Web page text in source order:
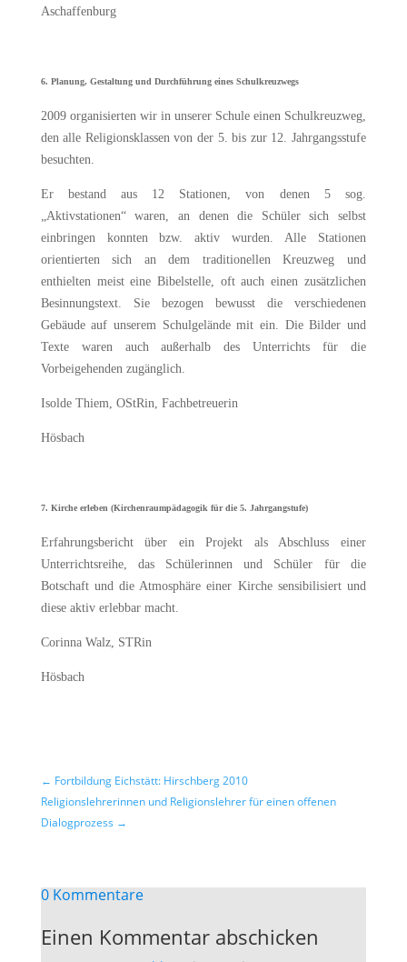
Aschaffenburg
6. Planung, Gestaltung und Durchführung eines Schulkreuzwegs
2009 organisierten wir in unserer Schule einen Schulkreuzweg,
den alle Religionsklassen von der 5. bis zur 12. Jahrgangsstufe
besuchten.
Er bestand aus 12 Stationen, von denen 5 sog.
„Aktivstationen“ waren, an denen die Schüler sich selbst
einbringen konnten bzw. aktiv wurden. Alle Stationen
orientierten sich an dem traditionellen Kreuzweg und
enthielten meist eine Bibelstelle, oft auch einen zusätzlichen
Besinnungstext. Sie bezogen bewusst die verschiedenen
Gebäude auf unserem Schulgelände mit ein. Die Bilder und
Texte waren auch außerhalb des Unterrichts für die
Vorbeigehenden zugänglich.
Isolde Thiem, OStRin, Fachbetreuerin
Hösbach
7. Kirche erleben (Kirchenraumpädagogik für die 5. Jahrgangstufe)
Erfahrungsbericht über ein Projekt als Abschluss einer
Unterrichtsreihe, das Schülerinnen und Schüler für die
Botschaft und die Atmosphäre einer Kirche sensibilisiert und
diese aktiv erlebbar macht.
Corinna Walz, STRin
Hösbach
← Fortbildung Eichstätt: Hirschberg 2010
Religionslehrerinnen und Religionslehrer für einen offenen
Dialogprozess →
0 Kommentare
Einen Kommentar abschicken